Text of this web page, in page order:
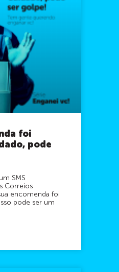
foi
pode
SMS
Correios
encomenda foi
pode ser um